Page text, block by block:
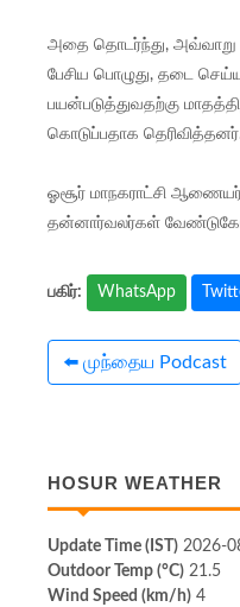
அதை தொடர்ந்து, அவ்வாறு
பேசிய பொழுது, தடை
பயன்படுத்துவதற்கு
கொடுப்பதாக
ஓசூர் மாநகராட்சி
தன்னார்வலர்கள்
பகிர்: WhatsApp
⬅️ முந்தைய Podcast
HOSUR WEATHER
Update Time (IST) 2026-
Outdoor Temp (°C) 21.5
Wind Speed (km/h) 4